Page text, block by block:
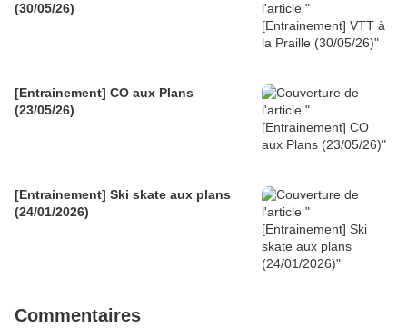
(30/05/26)
[Entrainement] CO aux Plans
(23/05/26)
[Entrainement] Ski skate aux plans
(24/01/2026)
Commentaires